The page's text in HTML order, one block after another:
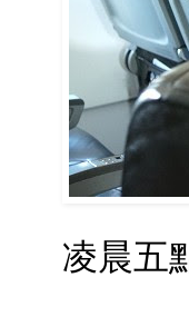
凌晨五